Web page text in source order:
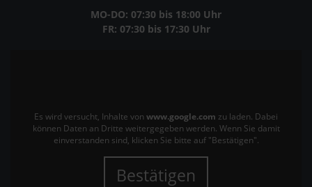
MO-DO: 07:30 bis 18:00 Uhr
FR: 07:30 bis 17:30 Uhr
Es wird versucht, Inhalte von www.google.com zu laden. Dabei
können Daten an Dritte weitergegeben werden. Wenn Sie damit
einverstanden sind, klicken Sie bitte auf "Bestätigen".
Bestätigen